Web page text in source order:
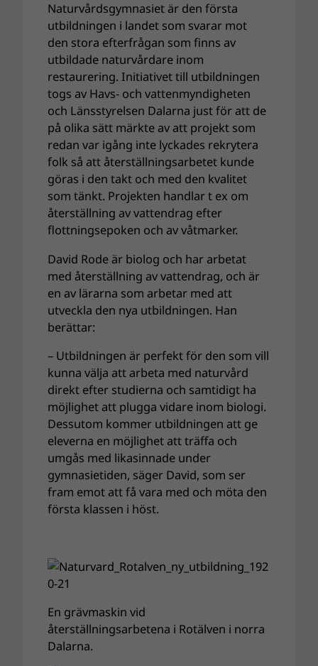
Naturvårdsgymnasiet är den första
utbildningen i landet som svarar mot
den stora efterfrågan som finns av
utbildade naturvårdare inom
restaurering. Initiativet till utbildningen
togs av Havs- och vattenmyndigheten
och Länsstyrelsen Dalarna just för att de
på olika sätt märkte av att projekt som
redan var igång inte lyckades rekrytera
folk så att återställningsarbetet kunde
göras i den takt och med den kvalitet
som tänkt. Projekten handlar t ex om
återställning av vattendrag efter
flottningsepoken och av våtmarker.
David Rode är biolog och har arbetat
med återställning av vattendrag, och är
en av lärarna som arbetar med att
utveckla den nya utbildningen. Han
berättar:
– Utbildningen är perfekt för den som vill
kunna välja att arbeta med naturvård
direkt efter studierna och samtidigt ha
möjlighet att plugga vidare inom biologi.
Dessutom kommer utbildningen att ge
eleverna en möjlighet att träffa och
umgås med likasinnade under
gymnasietiden, säger David, som ser
fram emot att få vara med och möta den
första klassen i höst.
En grävmaskin vid
återställningsarbetena i Rotälven i norra
Dalarna.